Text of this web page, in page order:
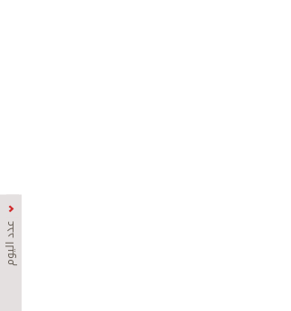
عدد اليوم